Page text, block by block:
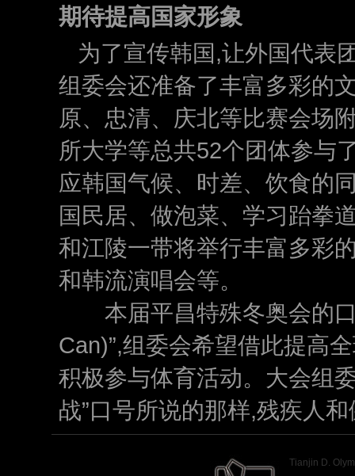
期待提高国家形象
为了宣传韩国,让外国代表
组委会还准备了丰富多彩的
原、忠清、庆北等比赛会场
所大学等总共52个团体参与
应韩国气候、时差、饮食的
国民居、做泡菜、学习跆拳
和江陵一带将举行丰富多彩
和韩流演唱会等。
本届平昌特殊冬奥会的
Can)”,组委会希望借此提高
积极参与体育活动。大会组
战”口号所说的那样,残疾人
Tianjin D.